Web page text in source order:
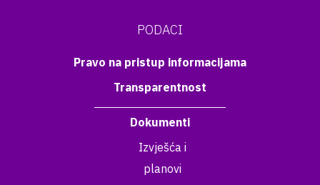
PODACI
Pravo na pristup informacijama
Transparentnost
Dokumenti
Izvješća i
planovi